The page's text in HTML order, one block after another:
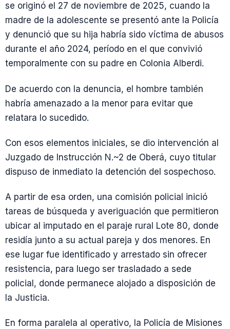
se originó el 27 de noviembre de 2025, cuando la
madre de la adolescente se presentó ante la Policía
y denunció que su hija habría sido víctima de abusos
durante el año 2024, período en el que convivió
temporalmente con su padre en Colonia Alberdi.
De acuerdo con la denuncia, el hombre también
habría amenazado a la menor para evitar que
relatara lo sucedido.
Con esos elementos iniciales, se dio intervención al
Juzgado de Instrucción N.~2 de Oberá, cuyo titular
dispuso de inmediato la detención del sospechoso.
A partir de esa orden, una comisión policial inició
tareas de búsqueda y averiguación que permitieron
ubicar al imputado en el paraje rural Lote 80, donde
residía junto a su actual pareja y dos menores. En
ese lugar fue identificado y arrestado sin ofrecer
resistencia, para luego ser trasladado a sede
policial, donde permanece alojado a disposición de
la Justicia.
En forma paralela al operativo, la Policía de Misiones